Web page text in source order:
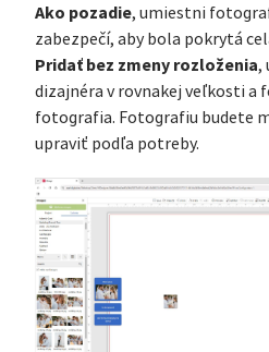
Ako pozadie, umiestni
zabezpečí, aby bola pokrytá
Pridať bez zmeny rozloženia,
dizajnéra v rovnakej veľkosti a
fotografia. Fotografiu budete
upraviť podľa potreby.